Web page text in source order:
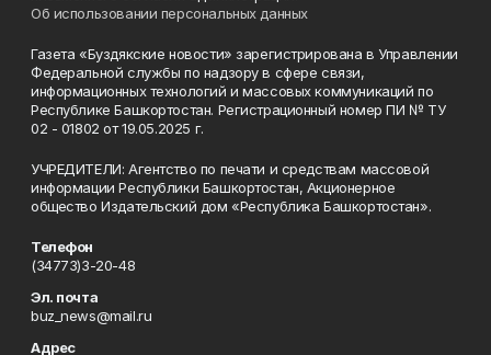
Об использовании персональных данных
Газета «Буздякские новости» зарегистрирована в Управлении
Федеральной службы по надзору в сфере связи,
информационных технологий и массовых коммуникаций по
Республике Башкортостан. Регистрационный номер ПИ № ТУ
02 - 01802 от 19.05.2025 г.
УЧРЕДИТЕЛИ: Агентство по печати и средствам массовой
информации Республики Башкортостан, Акционерное
общество Издательский дом «Республика Башкортостан».
Телефон
(34773)3-20-48
Эл. почта
buz_news@mail.ru
Адрес